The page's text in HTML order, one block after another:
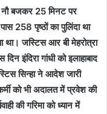
नौ बजकर 25 मिनट पर
258 पृष्ठों का पुलिंदा था
था। जस्टिस आर बी मेहरोत्रा
इंदिरा गांधी को इलाहाबाद
सिन्हा ने आदेश जारी
को भी अदालत में प्रवेश की
की गरिमा को ध्यान में